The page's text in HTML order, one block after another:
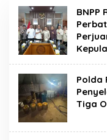
BNPP
Polda
Tiga